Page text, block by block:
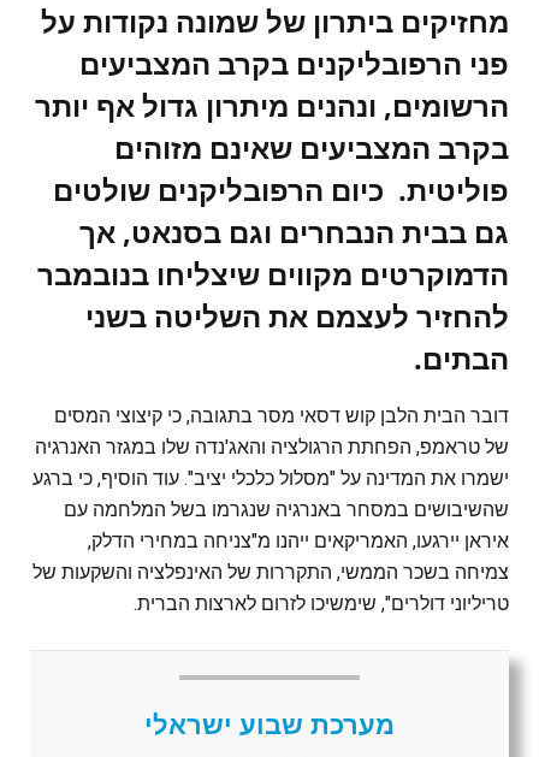
מחזיקים ביתרון של שמונה נקודות על
פני הרפובליקנים בקרב המצביעים
הרשומים, ונהנים מיתרון גדול אף יותר
בקרב המצביעים שאינם מזוהים
פוליטית. כיום הרפובליקנים שולטים
גם בבית הנבחרים וגם בסנאט, אך
הדמוקרטים מקווים שיצליחו בנובמבר
להחזיר לעצמם את השליטה בשני
הבתים.
דובר הבית הלבן קוש דסאי מסר בתגובה, כי קיצוצי המסים
של טראמפ, הפחתת הרגולציה והאג'נדה שלו במגזר האנרגיה
ישמרו את המדינה על "מסלול כלכלי יציב". עוד הוסיף, כי ברגע
שהשיבושים במסחר באנרגיה שנגרמו בשל המלחמה עם
איראן יירגעו, האמריקאים ייהנו מ"צניחה במחירי הדלק,
צמיחה בשכר הממשי, התקררות של האינפלציה והשקעות של
טריליוני דולרים", שימשיכו לזרום לארצות הברית.
מערכת שבוע ישראלי